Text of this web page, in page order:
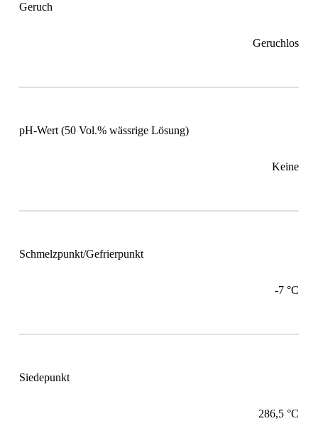
Geruch
Geruchlos
pH-Wert (50 Vol.% wässrige Lösung)
Keine
Schmelzpunkt/Gefrierpunkt
-7 °C
Siedepunkt
286,5 °C